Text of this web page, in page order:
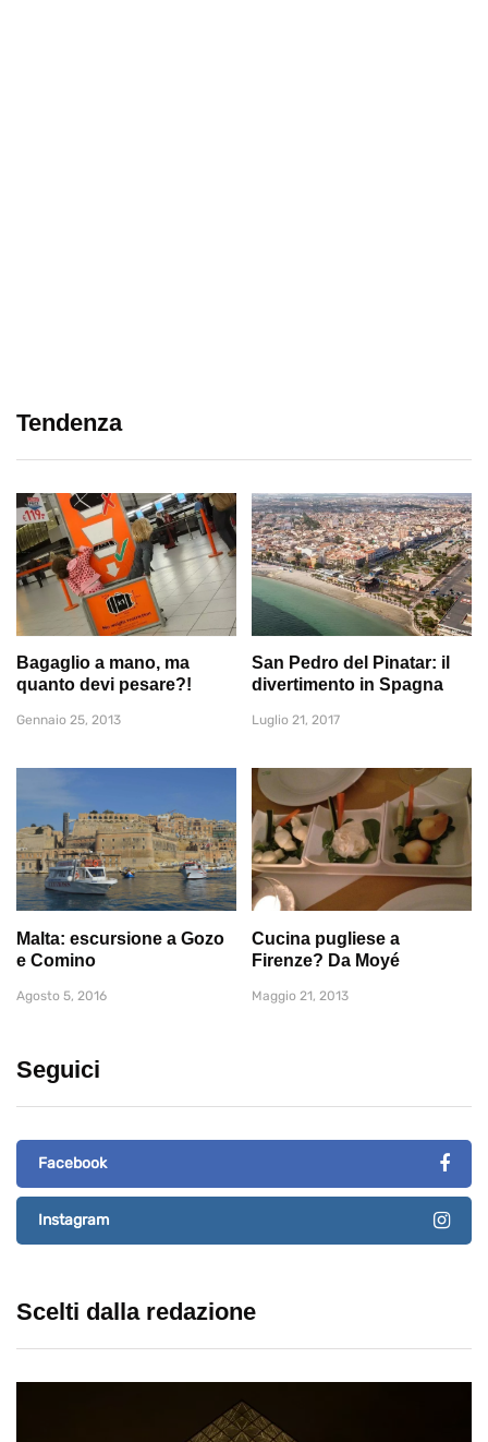
Tendenza
Bagaglio a mano, ma
quanto devi pesare?!
Gennaio 25, 2013
San Pedro del Pinatar: il
divertimento in Spagna
Luglio 21, 2017
Malta: escursione a Gozo
e Comino
Agosto 5, 2016
Cucina pugliese a
Firenze? Da Moyé
Maggio 21, 2013
Seguici
Facebook
Instagram
Scelti dalla redazione